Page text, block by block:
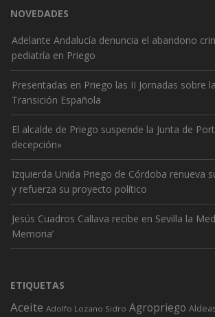
NOVEDADES
Adelante Andalucía denuncia el abandono
pediatría en Priego
Presentadas en Priego las II Jornadas sobre
Transición Española
El alcalde de Priego suspende la Junta de
decepción»
Izquierda Unida Priego de Córdoba renueva
y refuerza su proyecto político
Jesús Cuadros Callava recibe en Sevilla la
Memoria’
ETIQUETAS
Aceite Adolfo Lozano Sidro Agropriego